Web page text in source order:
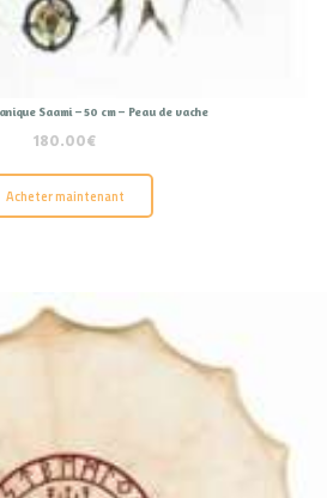
Saami – 50 cm – Peau de vache
180.00€
Acheter maintenant